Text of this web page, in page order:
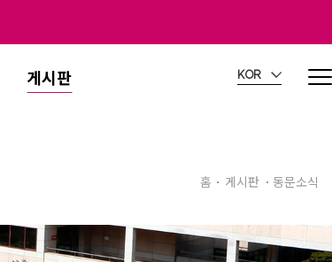
게시판 KOR
홈 게시판 동문소식